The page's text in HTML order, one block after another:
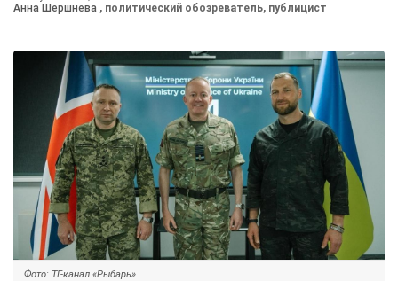
Анна Шершнева , политический обозреватель, публицист
Фото: ТГ-канал «Рыбарь»